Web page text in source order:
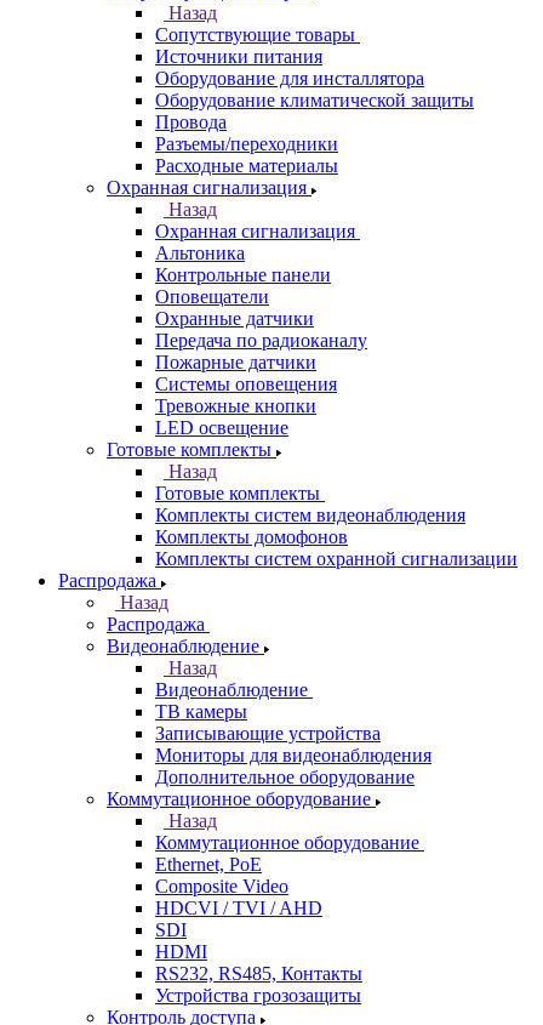
Назад
Сопутствующие товары
Источники питания
Оборудование для инсталлятора
Оборудование климатической защиты
Провода
Разъемы/переходники
Расходные материалы
Охранная сигнализация
Назад
Охранная сигнализация
Альтоника
Контрольные панели
Оповещатели
Охранные датчики
Передача по радиоканалу
Пожарные датчики
Системы оповещения
Тревожные кнопки
LED освещение
Готовые комплекты
Назад
Готовые комплекты
Комплекты систем видеонаблюдения
Комплекты домофонов
Комплекты систем охранной сигнализации
Распродажа
Назад
Распродажа
Видеонаблюдение
Назад
Видеонаблюдение
ТВ камеры
Записывающие устройства
Мониторы для видеонаблюдения
Дополнительное оборудование
Коммутационное оборудование
Назад
Коммутационное оборудование
Ethernet, PoE
Composite Video
HDCVI / TVI / AHD
SDI
HDMI
RS232, RS485, Контакты
Устройства грозозащиты
Контроль доступа